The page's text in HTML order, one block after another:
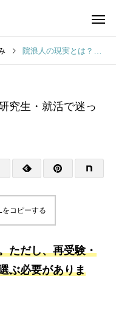
院浪人の現実とは？再受験・研究生・就活で迷ったときの考え方
究生・就活で迷っ
コピーする
ただし、再受験・
ぶ必要がありま